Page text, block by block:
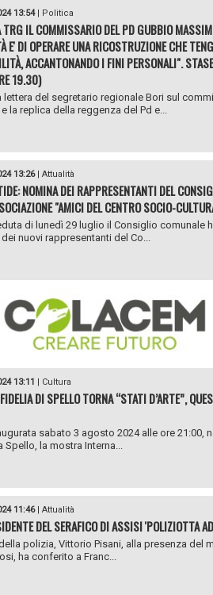
13:54| Politica
TRG IL COMMISSARIO DEL PD GUBBIO
E' DI OPERARE UNA RICOSTRUZIONE CHE
ACCANTONANDO I FINI PERSONALI".
19.30)
lettera del segretario regionale Bori sul
la replica della reggenza del Pd e...
13:26| Attualità
NOMINA DEI RAPPRESENTANTI DEL
"AMICI DEL CENTRO SOCIO-
di lunedì 29 luglio il Consiglio comunale
nuovi rappresentanti del Co...
13:11 | Cultura
DI SPELLO TORNA “STATI D’ARTE”,
sabato 3 agosto 2024 alle ore 21:00,
Spello, la mostra Interna...
11:46| Attualità
DEL SERAFICO DI ASSISI 'POLIZIOTTA
polizia, Vittorio Pisani, alla presenza del
ha conferito a Franc...